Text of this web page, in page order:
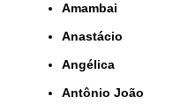
Amambai
Anastácio
Angélica
Antônio João